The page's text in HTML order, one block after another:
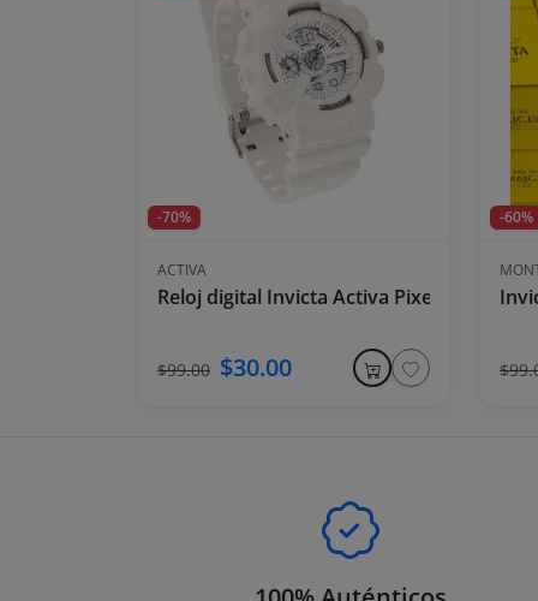
-70%
ACTIVA
Reloj digital Invicta Activa Pixel para
$99.00 $30.00
-60%